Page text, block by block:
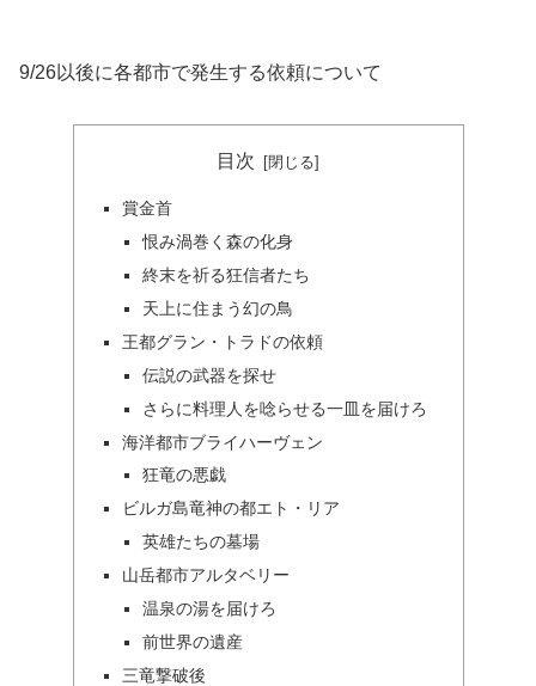
9/26以後に各都市で発生する依頼について
目次
賞金首
恨み渦巻く森の化身
終末を祈る狂信者たち
天上に住まう幻の鳥
王都グラン・トラドの依頼
伝説の武器を探せ
さらに料理人を唸らせる一皿を届けろ
海洋都市ブライハーヴェン
狂竜の悪戯
ビルガ島竜神の都エト・リア
英雄たちの墓場
山岳都市アルタベリー
温泉の湯を届けろ
前世界の遺産
三竜撃破後